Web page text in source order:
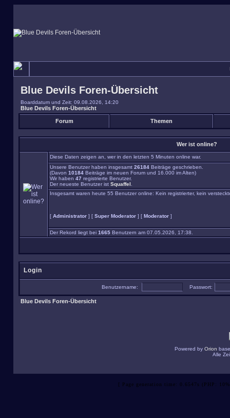
Blue Devils Foren-Übersicht
Boarddatum und Zeit: 09.08.2026, 14:20
Blue Devils Foren-Übersicht
Forum Themen
Wer ist online?
Diese Daten zeigen an, wer in den letzten 5 Minuten online war.
Unsere Benutzer haben insgesamt 26184 Beiträge geschrieben.
(Davon 10184 Beiträge im neuen Forum und 16.000 im Alten)
Wir haben 47 registrierte Benutzer.
Der neueste Benutzer ist Squaffel
Insgesamt waren heute 55 Benutzer online: Kein registrierter, kein
[ Administrator ] [ Super Moderator ] [ Moderator ]
Der Rekord liegt bei 1665 Benutzern am 07.05.2026, 17:38.
Login
Benutzername: Passwort:
Blue Devils Foren-Übersicht
Powered by Orion
Alle
[ Page generation time: 0.6547s (PHP: